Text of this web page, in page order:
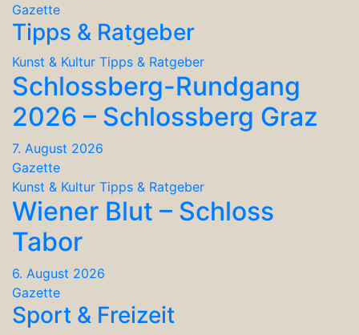
Gazette
Tipps & Ratgeber
Kunst & Kultur Tipps & Ratgeber
Schlossberg-Rundgang
2026 – Schlossberg Graz
7. August 2026
Gazette
Kunst & Kultur Tipps & Ratgeber
Wiener Blut – Schloss
Tabor
6. August 2026
Gazette
Sport & Freizeit